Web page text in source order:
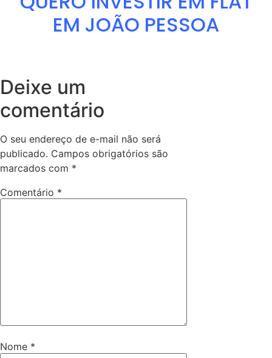
EM JOÃO PESSOA
Deixe um
comentário
O seu endereço de e-mail não será
publicado. Campos obrigatórios são
marcados com *
Comentário *
Nome *